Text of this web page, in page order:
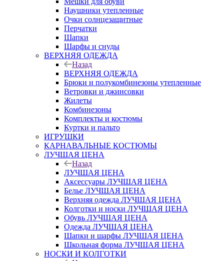
Наушники утепленные
Очки солнцезащитные
Перчатки
Шапки
Шарфы и снуды
ВЕРХНЯЯ ОДЕЖДА
Назад
ВЕРХНЯЯ ОДЕЖДА
Брюки и полукомбинезоны утепленные
Ветровки и джинсовки
Жилеты
Комбинезоны
Комплекты и костюмы
Куртки и пальто
ИГРУШКИ
КАРНАВАЛЬНЫЕ КОСТЮМЫ
ЛУЧШАЯ ЦЕНА
Назад
ЛУЧШАЯ ЦЕНА
Аксессуары ЛУЧШАЯ ЦЕНА
Белье ЛУЧШАЯ ЦЕНА
Верхняя одежда ЛУЧШАЯ ЦЕНА
Колготки и носки ЛУЧШАЯ ЦЕНА
Обувь ЛУЧШАЯ ЦЕНА
Одежда ЛУЧШАЯ ЦЕНА
Шапки и шарфы ЛУЧШАЯ ЦЕНА
Школьная форма ЛУЧШАЯ ЦЕНА
НОСКИ И КОЛГОТКИ